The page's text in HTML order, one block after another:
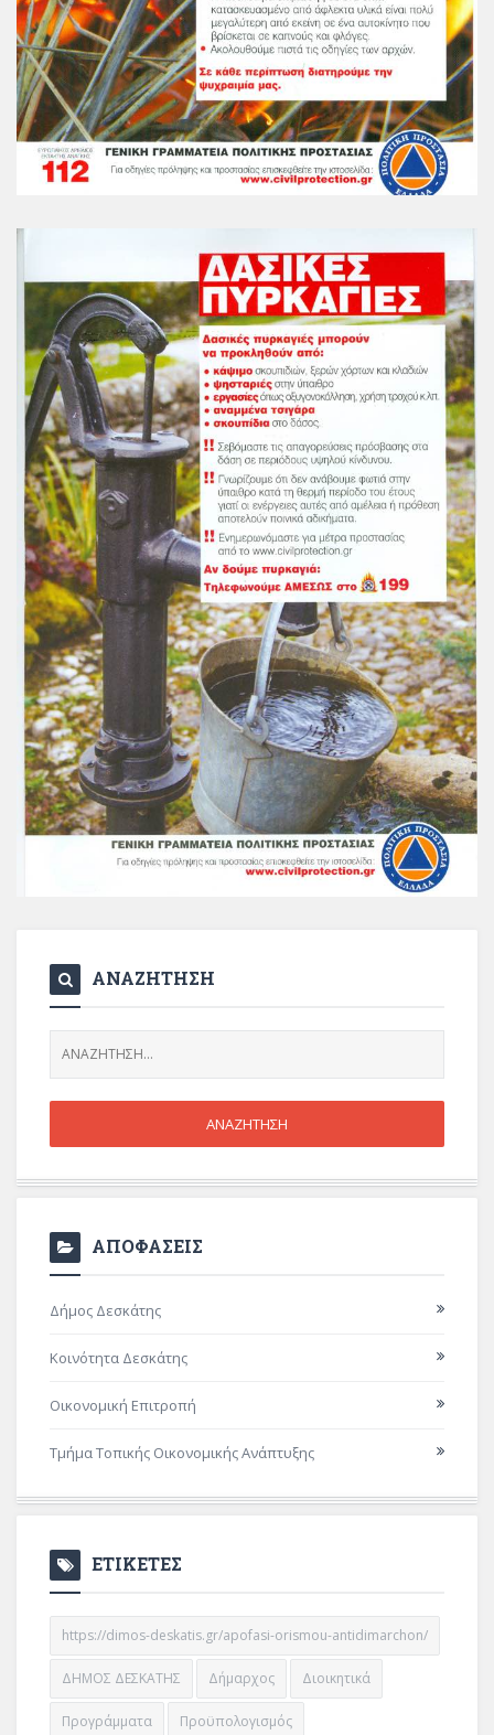
ΑΝΑΖΗΤΗΣΗ
ΑΠΟΦΑΣΕΙΣ
Δήμος Δεσκάτης
Κοινότητα Δεσκάτης
Οικονομική Επιτροπή
Τμήμα Τοπικής Οικονομικής Ανάπτυξης
ΕΤΙΚΕΤΕΣ
https://dimos-deskatis.gr/apofasi-orismou-antidimarchon/
ΔΗΜΟΣ ΔΕΣΚΑΤΗΣ Δήμαρχος Διοικητικά
Προγράμματα Προϋπολογισμός